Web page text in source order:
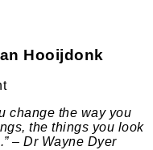
Hooijdonk
change the way you
the things you look
– Dr Wayne Dyer